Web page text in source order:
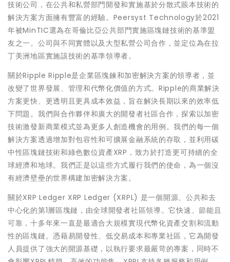
技術公司，在公共和私營部門開發和實施基於分散式賬本技術的
解決方案方面擁有豐富的經驗。Peersyst Technology於2021
年被MinTIC選為在哥倫比亞公共部門實施區塊鏈技術的基準盟
友之一。公司與不同實體以及大型私營公司合作，並定位為在拉
丁美洲地區實施該技術的基準領導者。
關於Ripple Ripple是企業區塊鍊和加密解決方案的領導者，並
改變了世界發展、管理和代幣化價值的方式。Ripple的商業解決
方案更快、更透明且更具成本效益，旨在解決長期以來的效率低
下問題。我們與合作夥伴和廣大的開發者社區合作，探索以加密
技術激發新商業模式並為更多人創造機會的用例。我們的每一個
解決方案透過增加對包容性和可擴展金融系統的存取，並利用碳
中性區塊鏈技術和綠色數位資產XRP，致力於打造更可持續的全
球經濟和地球。我們正是以這些方式履行我們的使命，為一個沒
有經濟壁壘的世界構建加密解決方案。
關於XRP Ledger XRP Ledger (XRPL) 是一個開源、公共和去
中心化的第1層區塊鏈，由全球開發者社區領導。它快速、節能且
可靠，十多年來一直是最適合大規模實現代幣化資產交割和流動
性的區塊鏈。憑藉易開發性、低交易成本和專業社區，它為開發
人員提供了強大的開源基礎，以執行要求最嚴苛的專案，同時不